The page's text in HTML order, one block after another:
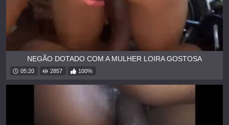
NEGÃO DOTADO COM A MULHER LOIRA GOSTOSA
05:20 2857 100%